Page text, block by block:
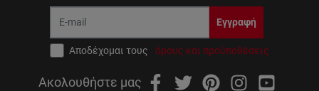
Εγγραφή
Αποδέχομαι τους όρους και προϋποθέσεις
Ακολουθήστε μας